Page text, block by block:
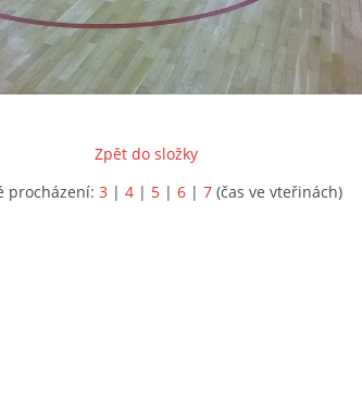
Zpět do složky
procházení: 3 | 4 | 5 | 6 | 7 (čas ve vteřinách)